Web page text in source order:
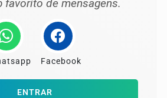
favorito de mensagens.
Facebook
ENTRAR